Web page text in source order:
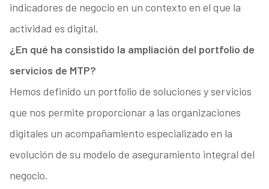
indicadores de negocio en un contexto en el que la
actividad es digital.
¿En qué ha consistido la ampliación del portfolio de
servicios de MTP?
Hemos definido un portfolio de soluciones y servicios
que nos permite proporcionar a las organizaciones
digitales un acompañamiento especializado en la
evolución de su modelo de aseguramiento integral del
negocio.